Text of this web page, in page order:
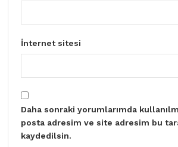
İnternet sitesi
Daha sonraki yorumlarımda
posta adresim ve site adresim bu
kaydedilsin.